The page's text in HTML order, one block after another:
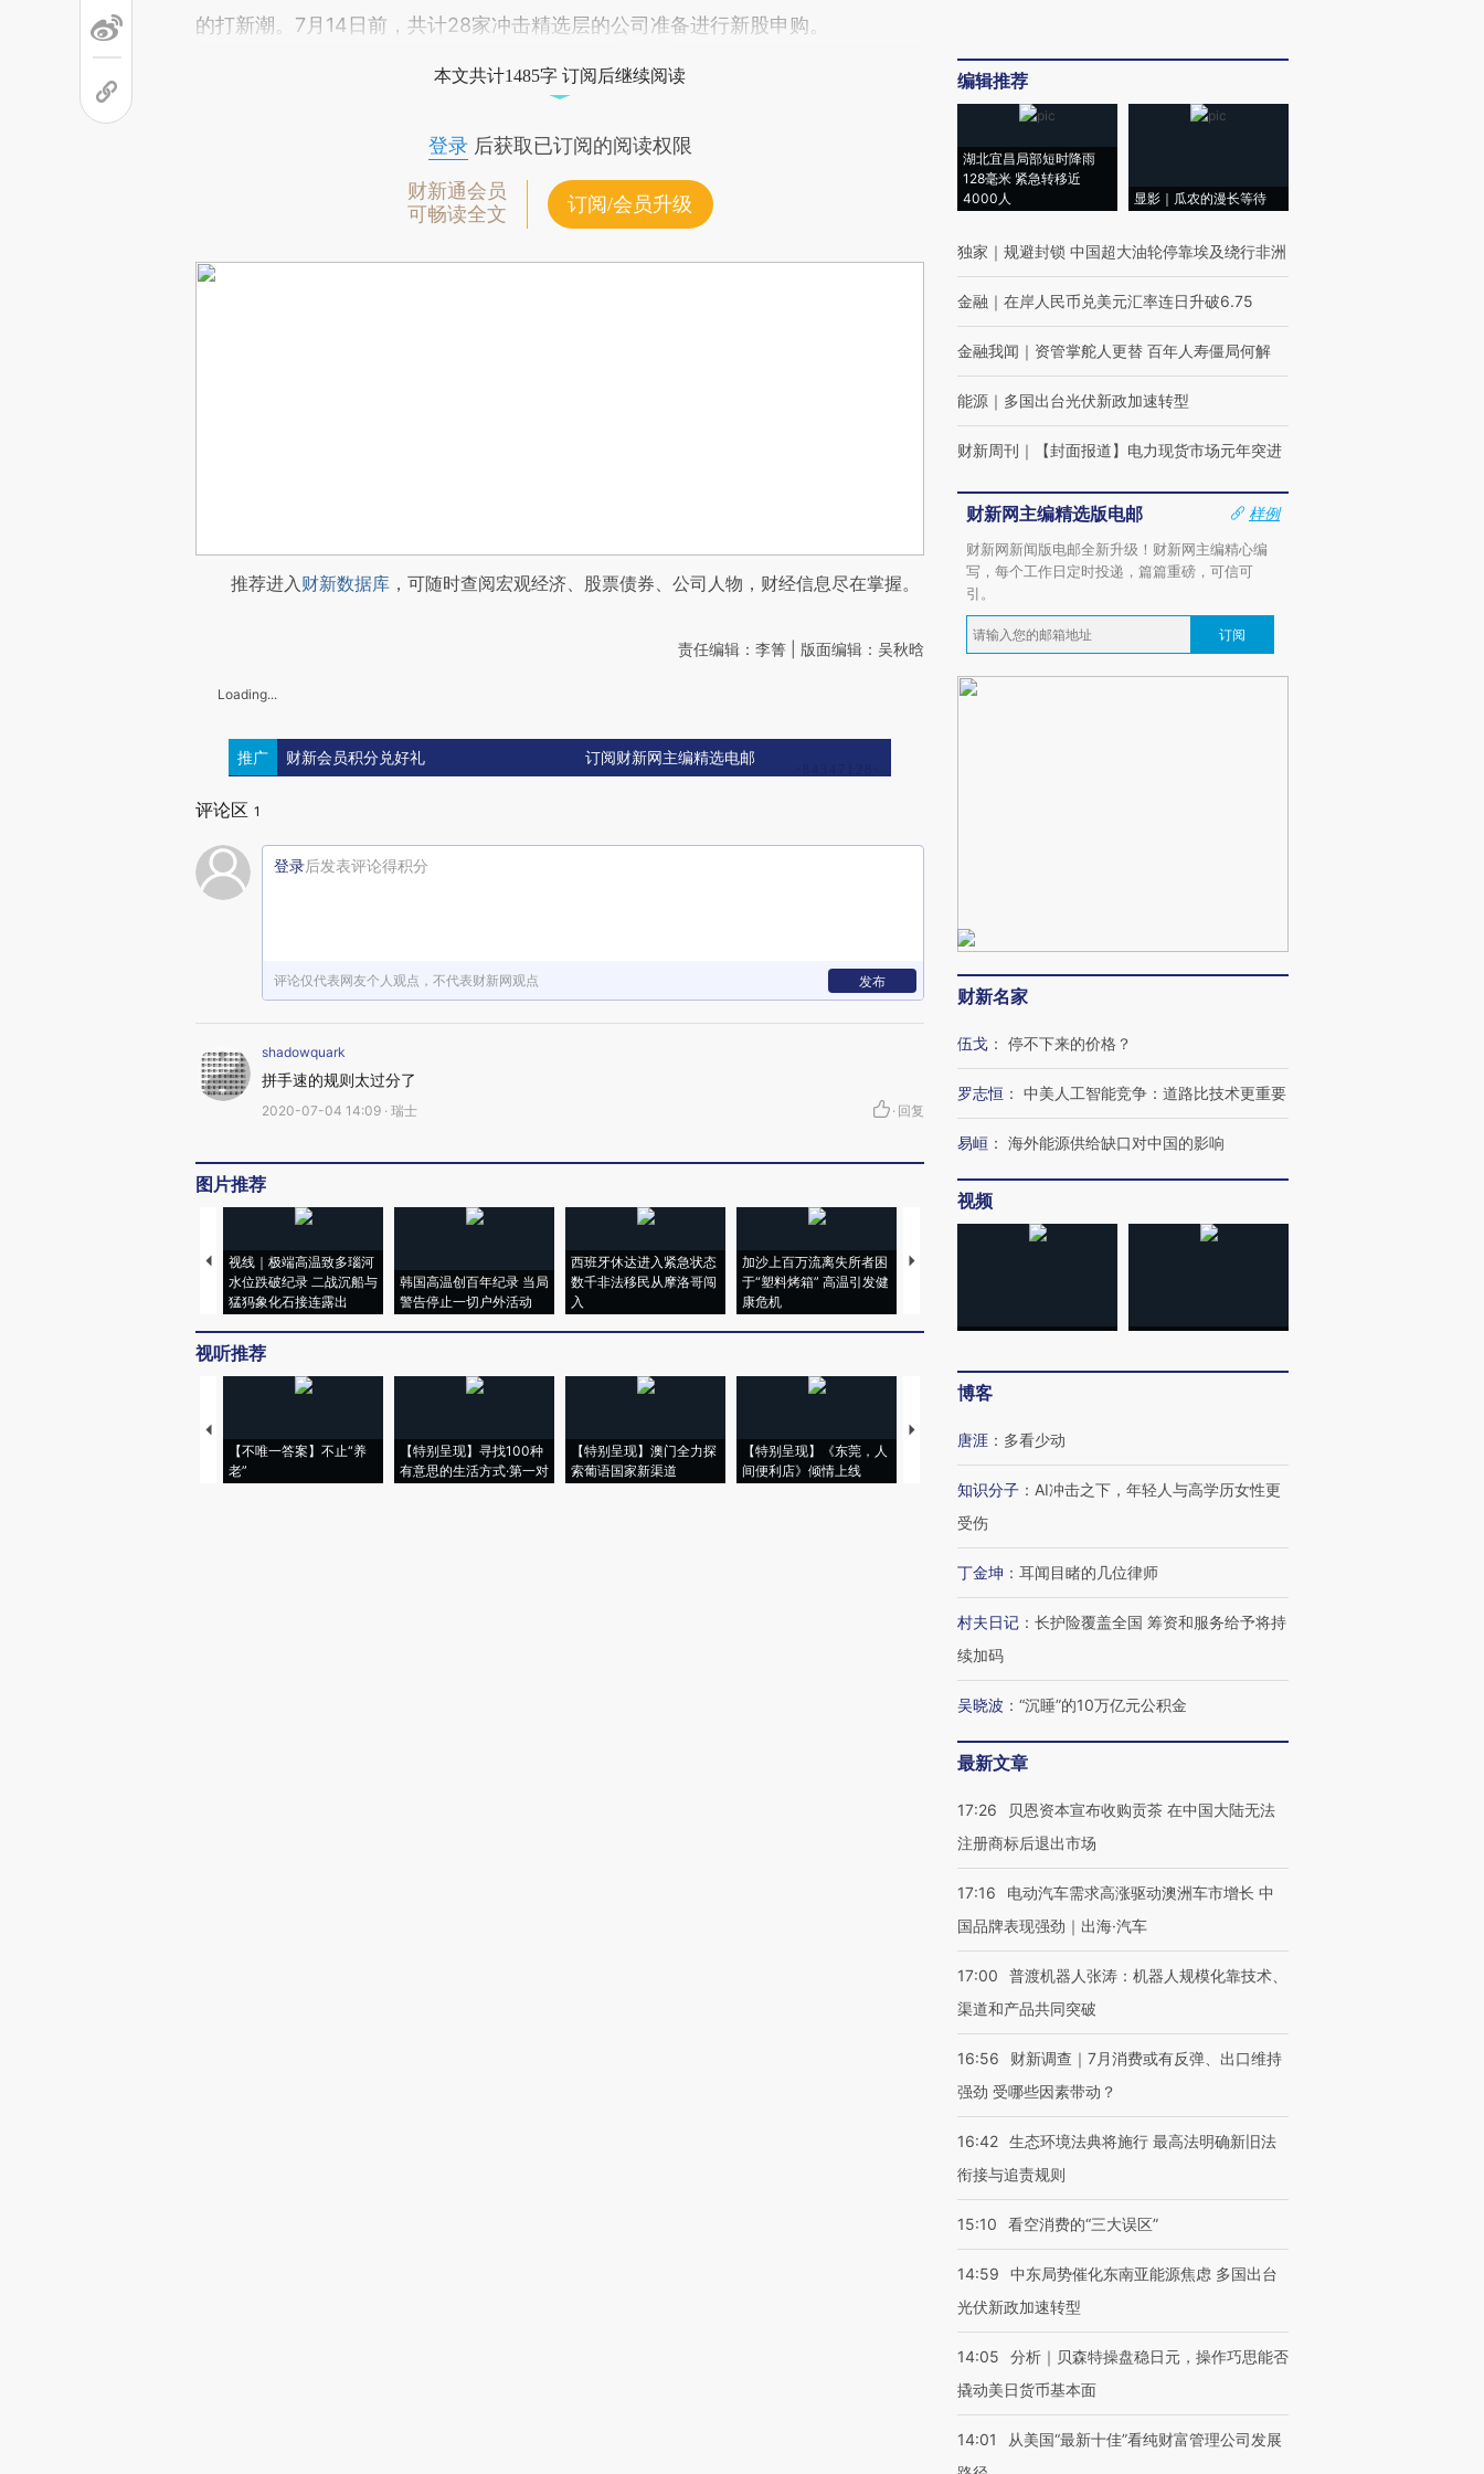
的打新潮。7月14日前，共计28家冲击精选层的公司准备进行新股申购。
本文共计1485字 订阅后继续阅读
登录后获取已订阅的阅读权限
财新通会员
可畅读全文
订阅/会员升级
推荐进入财新数据库 ，可随时查阅宏观经济、股票债券、公司人物，财经信息尽在掌握。
责任编辑：李箐 | 版面编辑：吴秋晗
Loading...
推广 财新会员积分兑好礼 订阅财新网主编精选电邮
评论区 1
登录后发表评论得积分
评论仅代表网友个人观点，不代表财新网观点 发布
shadowquark
拼手速的规则太过分了
2020-07-04 14:09 · 瑞士 · 回复
图片推荐
视线｜极端高温致多瑙河
水位跌破纪录 二战沉船与
猛犸象化石接连露出
韩国高温创百年纪录 当局
警告停止一切户外活动
西班牙休达进入紧急状态
数千非法移民从摩洛哥闯
入
加沙上百万流离失所者困
于“塑料烤箱” 高温引发健
康危机
视线｜HYROX的吸金
视听推荐
【不唯一答案】不止“养
老”
【特别呈现】寻找100种
有意思的生活方式·第一对
【特别呈现】澳门全力探
索葡语国家新渠道
【特别呈现】《东莞，人
间便利店》倾情上线
【推广】走进第四届链博
会，让数智科技“链”接产
有意思的生活方式·第三对
住三大增长引擎是什么？
编辑推荐
湖北宜昌局部短时降雨
128毫米 紧急转移近
4000人
显影｜瓜农的漫长等待
独家 ｜ 规避封锁 中国超大油轮停靠埃及绕行非洲
金融 ｜ 在岸人民币兑美元汇率连日升破6.75
金融我闻 ｜ 资管掌舵人更替 百年人寿僵局何解
能源 ｜ 多国出台光伏新政加速转型
财新周刊 ｜ 【封面报道】电力现货市场元年突进
财新网主编精选版电邮
样例
财新网新闻版电邮全新升级！财新网主编精心编
写，每个工作日定时投递，篇篇重磅，可信可
引。
订阅
财新名家
伍戈 ： 停不下来的价格？
罗志恒 ： 中美人工智能竞争：道路比技术更重要
易峘 ： 海外能源供给缺口对中国的影响
视频
博客
唐涯 ： 多看少动
知识分子 ： AI冲击之下，年轻人与高学历女性更
受伤
丁金坤 ： 耳闻目睹的几位律师
村夫日记 ： 长护险覆盖全国 筹资和服务给予将持
续加码
吴晓波 ： “沉睡”的10万亿元公积金
最新文章
17:26
贝恩资本宣布收购贡茶 在中国大陆无法
注册商标后退出市场
17:16
电动汽车需求高涨驱动澳洲车市增长 中
国品牌表现强劲｜出海·汽车
17:00
普渡机器人张涛：机器人规模化靠技术、
渠道和产品共同突破
16:56
财新调查｜7月消费或有反弹、出口维持
强劲 受哪些因素带动？
16:42 生态环境法典将施行 最高法明确新旧法
衔接与追责规则
15:10 看空消费的“三大误区”
14:59
中东局势催化东南亚能源焦虑 多国出台
光伏新政加速转型
14:05
分析｜贝森特操盘稳日元，操作巧思能否
撬动美日货币基本面
14:01
从美国“最新十佳”看纯财富管理公司发展